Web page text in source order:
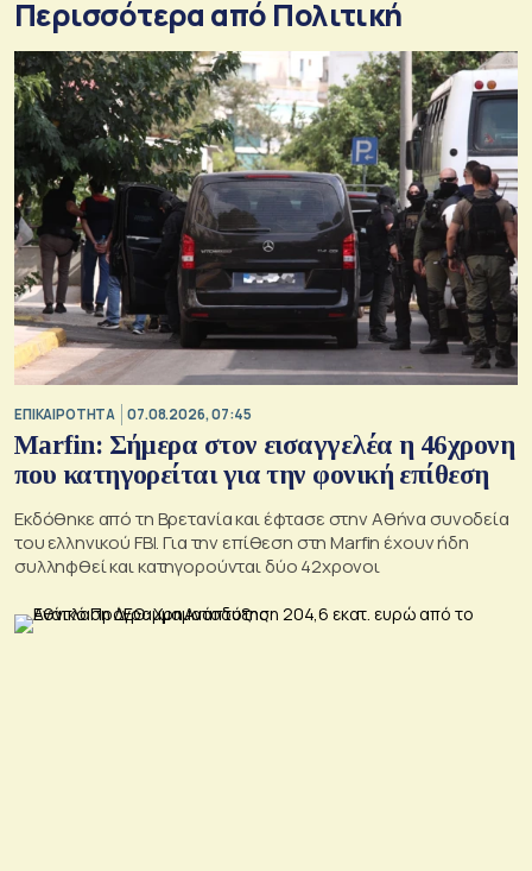
Περισσότερα από Πολιτική
ΕΠΙΚΑΙΡΟΤΗΤΑ 07.08.2026, 07:45
Marfin: Σήμερα στον εισαγγελέα η 46χρονη
που κατηγορείται για την φονική επίθεση
Εκδόθηκε από τη Βρετανία και έφτασε στην Αθήνα συνοδεία
του ελληνικού FBI. Για την επίθεση στη Marfin έχουν ήδη
συλληφθεί και κατηγορούνται δύο 42χρονοι